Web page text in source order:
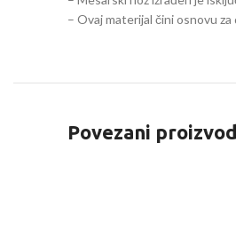
– Ovaj materijal čini osnovu
Povezani